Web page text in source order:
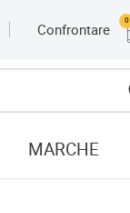
Confrontare
0
MARCHE